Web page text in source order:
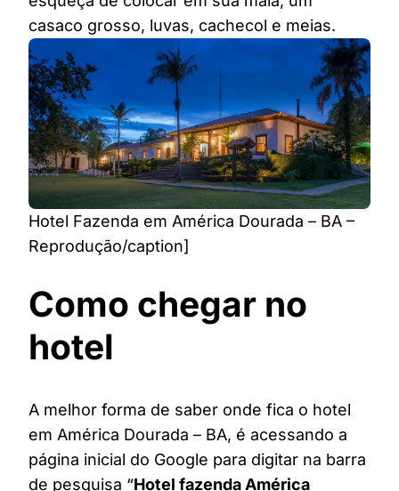
casaco grosso, luvas, cachecol e meias.
Hotel Fazenda em América Dourada – BA –
Reprodução/caption]
Como chegar no
hotel
A melhor forma de saber onde fica o hotel
em América Dourada – BA, é acessando a
página inicial do Google para digitar na barra
de pesquisa “Hotel fazenda América